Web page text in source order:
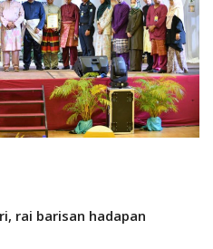
rai barisan hadapan